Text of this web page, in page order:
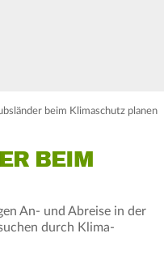
beim Klimaschutz planen
BEIM
An- und Abreise in der
durch Klima-